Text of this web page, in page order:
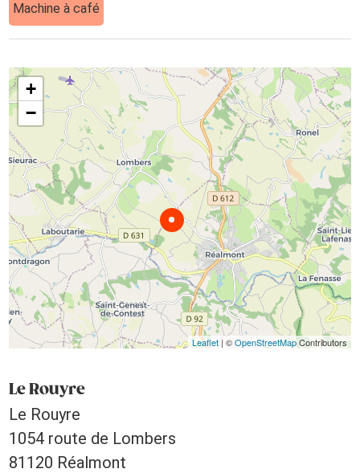
Machine à café
+
−
Leaflet| ©OpenStreetMapContributors
Le Rouyre
Le Rouyre
1054 route de Lombers
81120 Réalmont